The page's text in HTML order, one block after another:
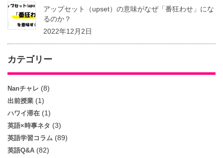
アップセット（upset）の意味がなぜ「番狂わせ」にな
るのか？
2022年12月2日
カテゴリー
Nanチャレ (8)
出前授業 (1)
ハワイ滞在 (1)
英語×時事ネタ (3)
英語学習コラム (89)
英語Q&A (82)